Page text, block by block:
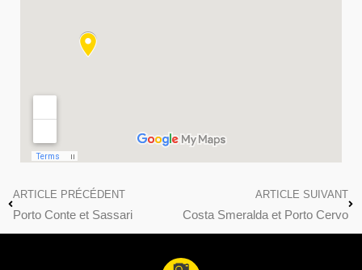
ARTICLE PRÉCÉDENT
Porto Conte et Sassari
ARTICLE SUIVANT
Costa Smeralda et Porto Cervo